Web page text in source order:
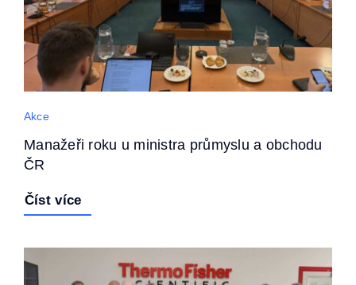
Akce
Manažeři roku u ministra průmyslu a obchodu
ČR
Číst více